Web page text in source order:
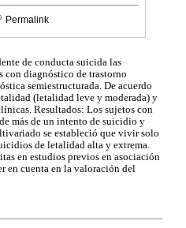
Permalink
de conducta suicida las
con diagnóstico de trastorno
semiestructurada. De acuerdo
(letalidad leve y moderada) y
Resultados: Los sujetos con
más de un intento de suicidio y
se estableció que vivir solo
de letalidad alta y extrema.
en estudios previos en asociación
en cuenta en la valoración del